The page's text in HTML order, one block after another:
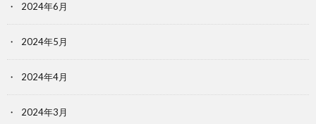
2024年6月
2024年5月
2024年4月
2024年3月